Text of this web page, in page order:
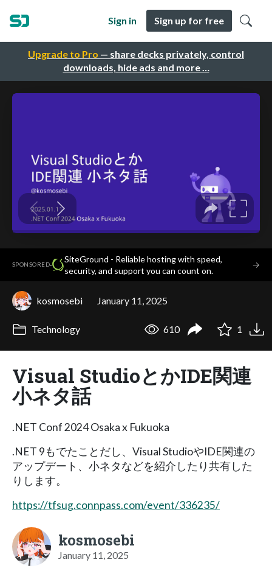
Upgrade to Pro — share decks privately, control
downloads, hide ads and more …
Sign in Sign up for free
SPONSORED·
SiteGround - Reliable hosting with speed,
security, and support you can count on.
→
kosmosebi January 11, 2025
Technology 610 1
Visual StudioとかIDE関連
小ネタ話
.NET Conf 2024 Osaka x Fukuoka
.NET 9もでたことだし、Visual StudioやIDE関連の
アップデート、小ネタなどを紹介したり共有した
りします。
https://tfsug.connpass.com/event/336235/
kosmosebi
January 11, 2025